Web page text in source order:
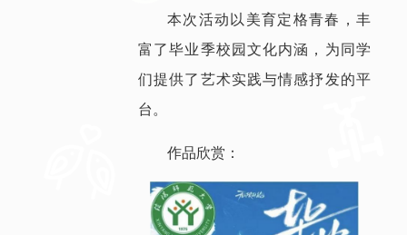
本次活动以美育定格青春，丰
富了毕业季校园文化内涵，为同学
们提供了艺术实践与情感抒发的平
台。
作品欣赏：